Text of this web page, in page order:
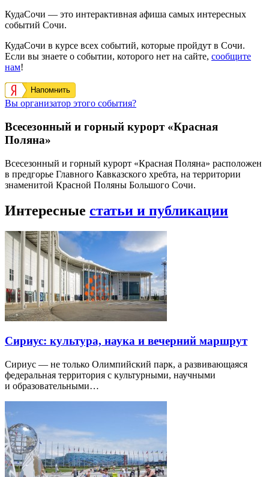
КудаСочи — это интерактивная афиша самых интересных
событий Сочи.
КудаСочи в курсе всех событий, которые пройдут в Сочи.
Если вы знаете о событии, которого нет на сайте, сообщите
нам!
Напомнить
Вы организатор этого события?
Всесезонный и горный курорт «Красная
Поляна»
Всесезонный и горный курорт «Красная Поляна» расположен
в предгорье Главного Кавказского хребта, на территории
знаменитой Красной Поляны Большого Сочи.
Интересные статьи и публикации
Сириус: культура, наука и вечерний маршрут
Сириус — не только Олимпийский парк, а развивающаяся
федеральная территория с культурными, научными
и образовательными…